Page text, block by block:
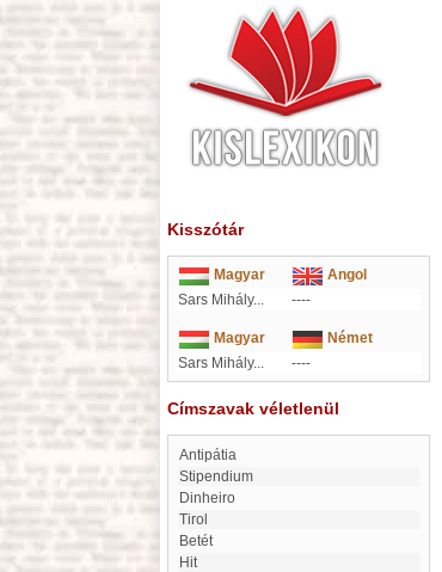
Kisszótár
Magyar
Angol
Sars Mihály...
----
Magyar
Német
Sars Mihály...
----
Címszavak véletlenül
antipátia
Stipendium
Dinheiro
Tirol
betét
Hit